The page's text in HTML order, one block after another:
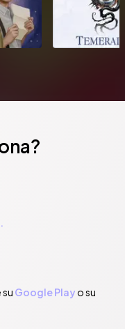
su Google Playo su